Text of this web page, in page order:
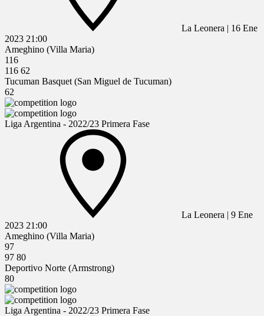
La Leonera | 16 Ene
2023 21:00
Ameghino (Villa Maria)
116
116 62
Tucuman Basquet (San Miguel de Tucuman)
62
Liga Argentina - 2022/23 Primera Fase
La Leonera | 9 Ene
2023 21:00
Ameghino (Villa Maria)
97
97 80
Deportivo Norte (Armstrong)
80
Liga Argentina - 2022/23 Primera Fase